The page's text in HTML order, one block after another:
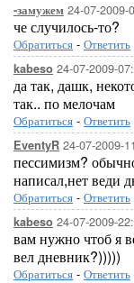
-замужем 24-07-2009-
че случилось-то?
Обратиться - Ответить
kabeso 24-07-2009-
да так, дашк,
так.. по мелочам
Обратиться - Ответить
EventyR 24-07-2009-
пессимизм?
написал,нет веди
Обратиться - Ответить
kabeso 24-07-2009-
вам нужно чтоб я
вел дневник?)))))
Обратиться - Ответить